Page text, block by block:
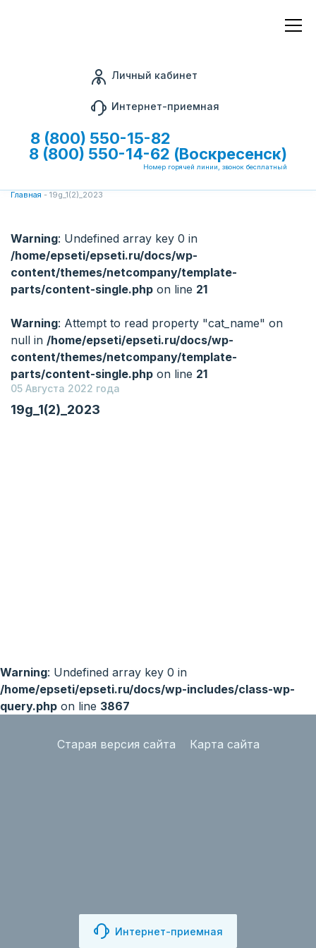
Личный кабинет
Интернет-приемная
8 (800) 550-15-82
8 (800) 550-14-62 (Воскресенск)
Номер горячей линии, звонок бесплатный
Главная - 19g_1(2)_2023
Warning: Undefined array key 0 in
/home/epseti/epseti.ru/docs/wp-
content/themes/netcompany/template-
parts/content-single.php on line 21
Warning: Attempt to read property "cat_name" on
null in /home/epseti/epseti.ru/docs/wp-
content/themes/netcompany/template-
parts/content-single.php on line 21
05 Августа 2022 года
19g_1(2)_2023
Warning: Undefined array key 0 in
/home/epseti/epseti.ru/docs/wp-includes/class-wp-
query.php on line 3867
Старая версия сайта Карта сайта
Интернет-приемная